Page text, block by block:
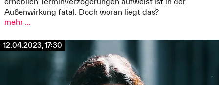
©colourbox
Außenwirkung fatal. Doch woran liegt das?
mehr ...
12.04.2023, 17:30